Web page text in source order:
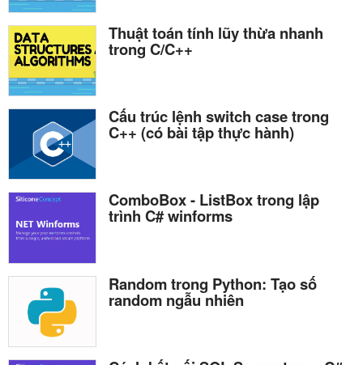
Thuật toán tính lũy thừa nhanh
trong C/C++
Cấu trúc lệnh switch case trong
C++ (có bài tập thực hành)
ComboBox - ListBox trong lập
trình C# winforms
Random trong Python: Tạo số
random ngẫu nhiên